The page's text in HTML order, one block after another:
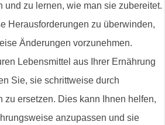
und zu lernen, wie man sie zubereitet.
Herausforderungen zu überwinden,
Änderungen vorzunehmen.
Lebensmittel aus Ihrer Ernährung
Sie, sie schrittweise durch
zu ersetzen. Dies kann Ihnen helfen,
anzupassen und sie